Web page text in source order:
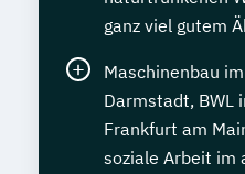
ganz viel gutem
Maschinenbau
Darmstadt, BWL
Frankfurt am
soziale Arbeit im